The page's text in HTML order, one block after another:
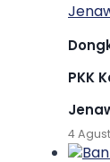
PKK
4